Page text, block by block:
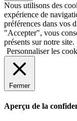
Nous utilisons des
expérience de
préférences dans vos
"Accepter", vous
présents sur notre site.
Personnaliser les
Fermer
Aperçu de la